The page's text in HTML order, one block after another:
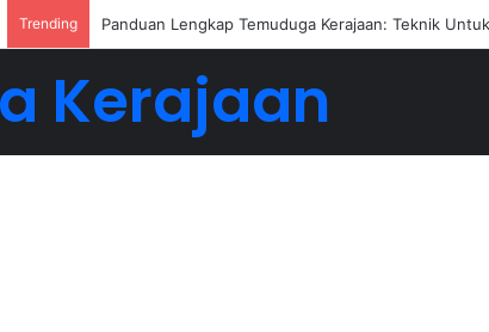
Trending Buat 5-6 Angka Dengan Jadi Ejen Hartanah
Kerajaan